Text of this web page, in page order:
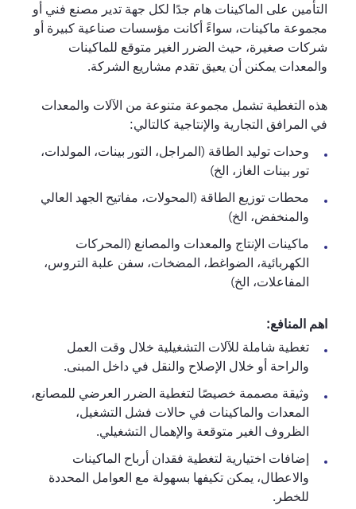
التأمين على الماكينات هام جدًا لكل جهة تدير مصنع فني أو
مجموعة ماكينات، سواءً أكانت مؤسسات صناعية كبيرة أو
شركات صغيرة، حيث الضرر الغير متوقع للماكينات
والمعدات يمكنن أن يعيق تقدم مشاريع الشركة.
هذه التغطية تشمل مجموعة متنوعة من الآلات والمعدات
في المرافق التجارية والإنتاجية كالتالي:
وحدات توليد الطاقة (المراجل، التور بينات، المولدات،
تور بينات الغاز، الخ)
محطات توزيع الطاقة (المحولات، مفاتيح الجهد العالي
والمنخفض، الخ)
ماكينات الإنتاج والمعدات والمصانع (المحركات
الكهربائية، الضواغط، المضخات، سفن علبة التروس،
المفاعلات، الخ)
اهم المنافع:
تغطية شاملة للآلات التشغيلية خلال وقت العمل
والراحة أو خلال الإصلاح والنقل في داخل المبنى.
وثيقة مصممة خصيصًا لتغطية الضرر العرضي للمصانع،
المعدات والماكينات في حالات فشل التشغيل،
الظروف الغير متوقعة والإهمال التشغيلي.
إضافات اختيارية لتغطية فقدان أرباح الماكينات
والاعطال، يمكن تكيفها بسهولة مع العوامل المحددة
للخطر.